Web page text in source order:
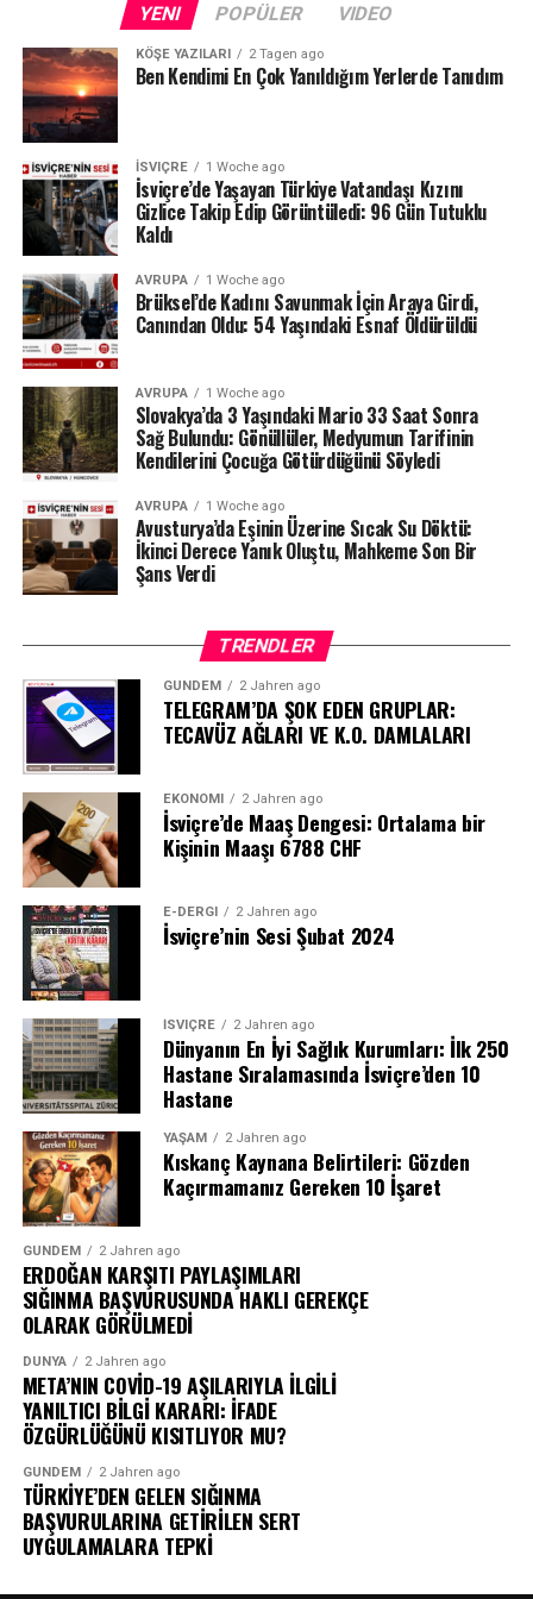
des Brenets de son derece düşük su seviyeleriyle karşı
karşıya.
24 Temmuz ölçümlerinde göl seviyesi denizden 742,13
metre, çıkıştaki su debisi ise yalnızca saniyede 1,2
metreküp olarak kaydedildi. Su seviyesinin düşmesi
nedeniyle göldeki tekne seferleri de durduruldu.
Lac des Brenets daha önce de uzun kuraklık
yazında su seviyesi ciddi şekilde gerilemişti.
Ren Şelalesi’ndeki son durum ise İsviçre’de devam eden
yağış eksikliğinin nehir ve göller üzerindeki etkisini
gözler önüne seriyor.
Kaynak: BAFU / BRK News
YENI POPÜLER VIDEO
KÖŞE YAZILARI 2 Tagen ago
Ben Kendimi En Çok Yanıldığım Yerlerde Tanıdım
İSVIÇRE 1 Woche ago
İsviçre’de Yaşayan Türkiye Vatandaşı Kızını
Gizlice Takip Edip Görüntüledi: 96 Gün Tutuklu
Kaldı
AVRUPA 1 Woche ago
Brüksel’de Kadını Savunmak İçin Araya Girdi,
Canından Oldu: 54 Yaşındaki Esnaf Öldürüldü
AVRUPA 1 Woche ago
Slovakya’da 3 Yaşındaki Mario 33 Saat Sonra
Sağ Bulundu: Gönüllüler, Medyumun Tarifinin
Kendilerini Çocuğa Götürdüğünü Söyledi
AVRUPA 1 Woche ago
Avusturya’da Eşinin Üzerine Sıcak Su Döktü:
İkinci Derece Yanık Oluştu, Mahkeme Son Bir
Şans Verdi
TRENDLER
GÜNDEM 2 Jahren ago
TELEGRAM’DA ŞOK EDEN GRUPLAR:
TECAVÜZ AĞLARI VE K.O. DAMLALARI
EKONOMI 2 Jahren ago
İsviçre’de Maaş Dengesi: Ortalama bir
Kişinin Maaşı 6788 CHF
E-DERGI 2 Jahren ago
İsviçre’nin Sesi Şubat 2024
İSVIÇRE 2 Jahren ago
Dünyanın En İyi Sağlık Kurumları: İlk 250
Hastane Sıralamasında İsviçre’den 10
Hastane
YAŞAM 2 Jahren ago
Kıskanç Kaynana Belirtileri: Gözden
Kaçırmamanız Gereken 10 İşaret
GÜNDEM 2 Jahren ago
ERDOĞAN KARŞITI PAYLAŞIMLARI
SIĞINMA BAŞVURUSUNDA HAKLI GEREKÇE
OLARAK GÖRÜLMEDİ
DÜNYA 2 Jahren ago
META’NIN COVİD-19 AŞILARIYLA İLGİLİ
YANILTICI BİLGİ KARARI: İFADE
ÖZGÜRLÜĞÜNÜ KISITLIYOR MU?
GÜNDEM 2 Jahren ago
TÜRKİYE’DEN GELEN SIĞINMA
BAŞVURULARINA GETİRİLEN SERT
UYGULAMALARA TEPKİ